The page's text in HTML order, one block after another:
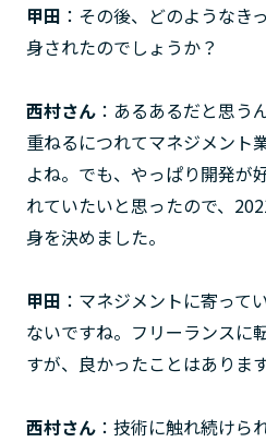
甲田 ：その後、どのようなき
身されたのでしょうか？
西村さん：あるあるだと思う
重ねるにつれてマネジメント
よね。でも、やっぱり開発が
れていたいと思ったので、
身を決めました。
甲田 ：マネジメントに寄って
ないですね。フリーランスに
すが、良かったことはありま
西村さん：技術に触れ続けら